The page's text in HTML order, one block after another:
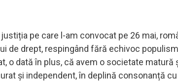
pe care l-am convocat pe 26 mai,
de drept, respingând fără echivoc
o dată în plus, că avem o societate matură
și independent, în deplină consonanță cu